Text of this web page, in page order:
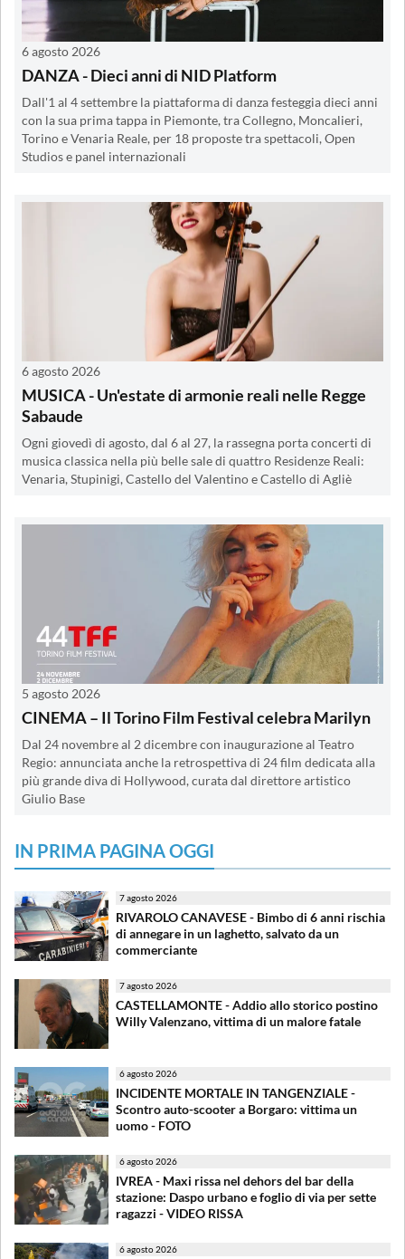
6 agosto 2026
DANZA - Dieci anni di NID Platform
Dall'1 al 4 settembre la piattaforma di danza festeggia dieci anni
con la sua prima tappa in Piemonte, tra Collegno, Moncalieri,
Torino e Venaria Reale, per 18 proposte tra spettacoli, Open
Studios e panel internazionali
6 agosto 2026
MUSICA - Un'estate di armonie reali nelle Regge
Sabaude
Ogni giovedì di agosto, dal 6 al 27, la rassegna porta concerti di
musica classica nella più belle sale di quattro Residenze Reali:
Venaria, Stupinigi, Castello del Valentino e Castello di Agliè
5 agosto 2026
CINEMA – Il Torino Film Festival celebra Marilyn
Dal 24 novembre al 2 dicembre con inaugurazione al Teatro
Regio: annunciata anche la retrospettiva di 24 film dedicata alla
più grande diva di Hollywood, curata dal direttore artistico
Giulio Base
IN PRIMA PAGINA OGGI
7 agosto 2026
RIVAROLO CANAVESE - Bimbo di 6 anni rischia
di annegare in un laghetto, salvato da un
commerciante
7 agosto 2026
CASTELLAMONTE - Addio allo storico postino
Willy Valenzano, vittima di un malore fatale
6 agosto 2026
INCIDENTE MORTALE IN TANGENZIALE -
Scontro auto-scooter a Borgaro: vittima un
uomo - FOTO
6 agosto 2026
IVREA - Maxi rissa nel dehors del bar della
stazione: Daspo urbano e foglio di via per sette
ragazzi - VIDEO RISSA
6 agosto 2026